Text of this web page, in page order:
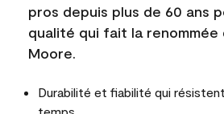
pros depuis plus de 60 ans
qualité qui fait la renommée
Moore.
Durabilité et fiabilité qui résistent
temps